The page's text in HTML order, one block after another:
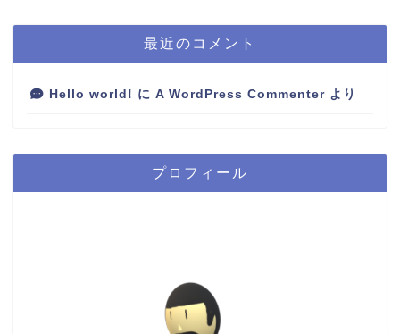
最近のコメント
Hello world! に A WordPress Commenter より
プロフィール